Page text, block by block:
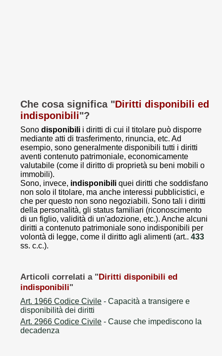
Che cosa significa "Diritti disponibili ed
indisponibili"?
Sono disponibili i diritti di cui il titolare può disporre
mediante atti di trasferimento, rinuncia, etc. Ad
esempio, sono generalmente disponibili tutti i diritti
aventi contenuto patrimoniale, economicamente
valutabile (come il diritto di proprietà su beni mobili o
immobili).
Sono, invece, indisponibili quei diritti che soddisfano
non solo il titolare, ma anche interessi pubblicistici, e
che per questo non sono negoziabili. Sono tali i diritti
della personalità, gli status familiari (riconoscimento
di un figlio, validità di un'adozione, etc.). Anche alcuni
diritti a contenuto patrimoniale sono indisponibili per
volontà di legge, come il diritto agli alimenti (art.. 433
ss. c.c.).
Articoli correlati a "Diritti disponibili ed
indisponibili"
Art. 1966 Codice Civile - Capacità a transigere e
disponibilità dei diritti
Art. 2966 Codice Civile - Cause che impediscono la
decadenza